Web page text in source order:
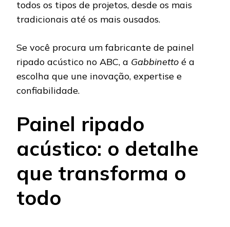
todos os tipos de projetos, desde os mais
tradicionais até os mais ousados.
Se você procura um fabricante de painel
ripado acústico no ABC, a Gabbinetto é a
escolha que une inovação, expertise e
confiabilidade.
Painel ripado
acústico: o detalhe
que transforma o
todo